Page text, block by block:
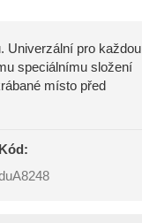
Univerzální pro každou
speciálnímu složení
místo před
Kód: